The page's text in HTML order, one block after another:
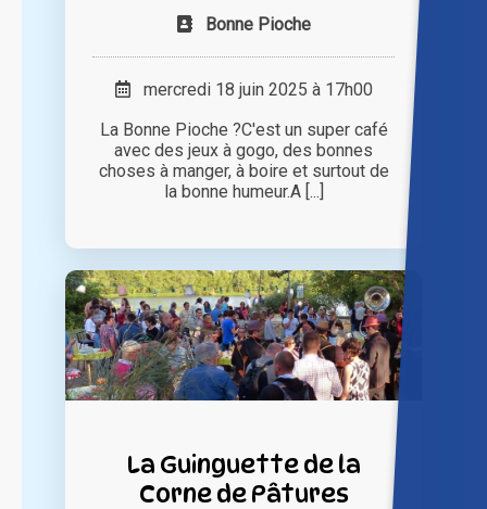
Bonne Pioche
mercredi 18 juin 2025 à 17h00
La Bonne Pioche ? ​​ C'est un super café
avec des jeux à gogo, des bonnes
choses à manger, à boire et surtout de
la bonne humeur. ​A [...]
La Guinguette de la
Corne de Pâtures